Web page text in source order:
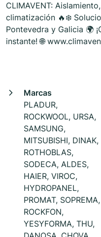
CLIMAVENT:
climatización 🔥❄️
Pontevedra y Galicia 🌍
instante! 🌐
Marcas
PLADUR,
ROCKWOOL, URSA,
SAMSUNG,
MITSUBISHI, DINAK,
ROTHOBLAS,
SODECA, ALDES,
HAIER, VIROC,
HYDROPANEL,
PROMAT, SOPREMA,
ROCKFON,
YESYFORMA, THU,